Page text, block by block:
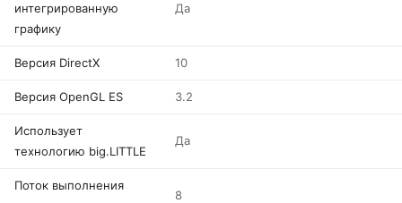
интегрированную
графику
Да
Версия DirectX 10
Версия OpenGL ES 3.2
Использует
технологию big.LITTLE
Да
Поток выполнения
8